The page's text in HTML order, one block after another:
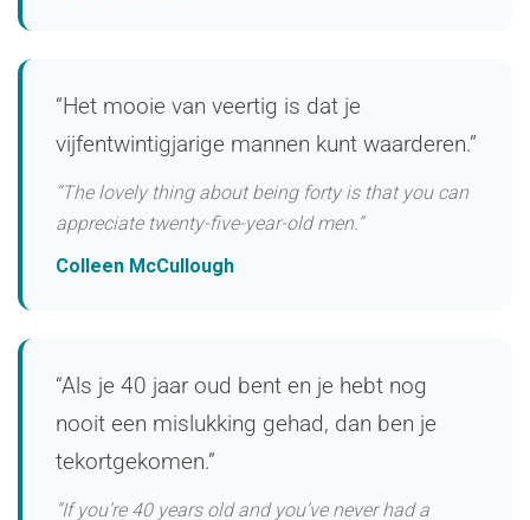
“Het mooie van veertig is dat je
vijfentwintigjarige mannen kunt waarderen.”
“The lovely thing about being forty is that you can
appreciate twenty-five-year-old men.”
Colleen McCullough
“Als je 40 jaar oud bent en je hebt nog
nooit een mislukking gehad, dan ben je
tekortgekomen.”
“If you’re 40 years old and you’ve never had a